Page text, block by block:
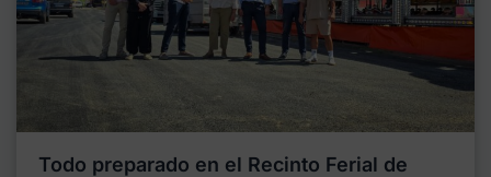
Todo preparado en el Recinto Ferial de